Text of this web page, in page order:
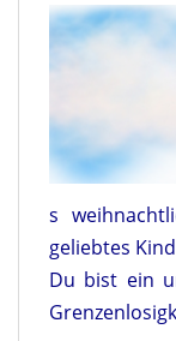
s
geliebtes
Du bist ein